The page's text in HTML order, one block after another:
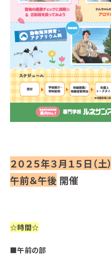
２０２５年３月１５日（土）
午前＆午後 開催
☆時間☆
■午前の部